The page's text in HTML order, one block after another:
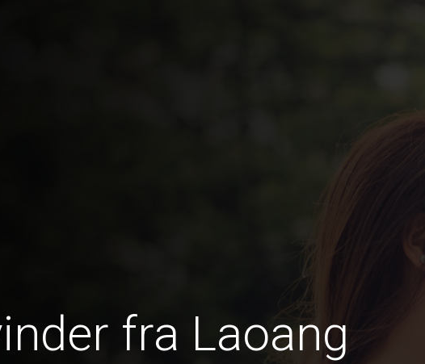
fra Laoang